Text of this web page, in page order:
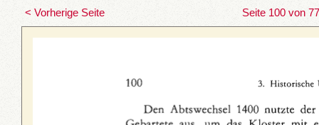
< Vorherige Seite Seite 100 von